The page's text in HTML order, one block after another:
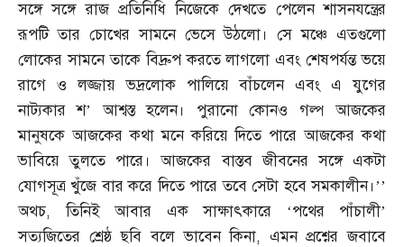
সঙ্গে সঙ্গে রাজ প্রতিনিধি নিজেকে দেখতে পেলেন শাসনযন্ত্রের
রূপটি তার চোখের সামনে ভেসে উঠলো। সে মঞ্চে এতগুলো
লোকের সামনে তাকে বিদ্রুপ করতে লাগলো এবং শেষপর্যন্ত ভয়ে
রাগে ও লজ্জায় ভদ্রলোক পালিয়ে বাঁচলেন এবং এ যুগের
নাট্যকার শ’ আশ্বস্ত হলেন। পুরানো কোনও গল্প আজকের
মানুষকে আজকের কথা মনে করিয়ে দিতে পারে আজকের কথা
ভাবিয়ে তুলতে পারে। আজকের বাস্তব জীবনের সঙ্গে একটা
যোগসূত্র খুঁজে বার করে দিতে পারে তবে সেটা হবে সমকালীন।’’
অথচ,তিনিই আবার এক সাক্ষাৎকারে ‘পথের পাঁচালী’
সত্যজিতের শ্রেষ্ঠ ছবি বলে ভাবেন কিনা, এমন প্রশ্নের জবাবে